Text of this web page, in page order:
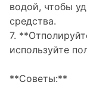
водой, чтобы
средства.
7.
используйте
**Советы:**